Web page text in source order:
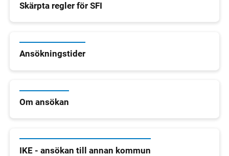
Skärpta regler för SFI
Ansökningstider
Om ansökan
IKE - ansökan till annan kommun